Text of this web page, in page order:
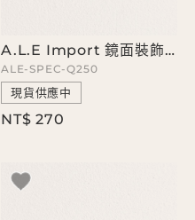
A.L.E Import 鏡面裝飾方盤
ALE-SPEC-Q250
現貨供應中
NT$ 270